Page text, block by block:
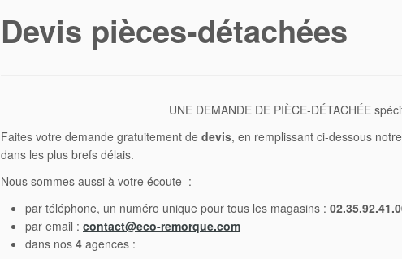
Devis pièces-détachées
UNE DEMANDE DE PIÈCE-DÉTACHÉE
Faites votre demande gratuitement de devis, en remplissant ci-dessous
dans les plus brefs délais.
Nous sommes aussi à votre écoute :
par téléphone, un numéro unique pour tous les magasins :
par email : contact@eco-remorque.com
dans nos 4 agences :